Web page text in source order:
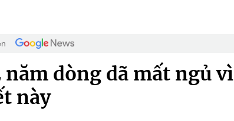
năm dòng dã mất ngủ
này